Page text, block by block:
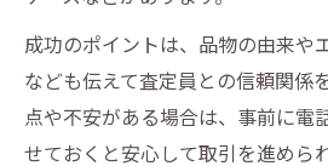
成功のポイントは、品物の由来や
なども伝えて査定員との信頼関係
点や不安がある場合は、事前に電
せておくと安心して取引を進められ